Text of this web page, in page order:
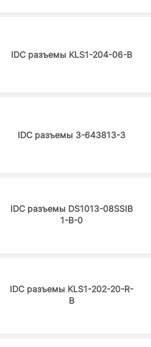
IDC разъемы KLS1-204-06-B
IDC разъемы 3-643813-3
IDC разъемы DS1013-08SSIB
1-B-0
IDC разъемы KLS1-202-20-R-
B